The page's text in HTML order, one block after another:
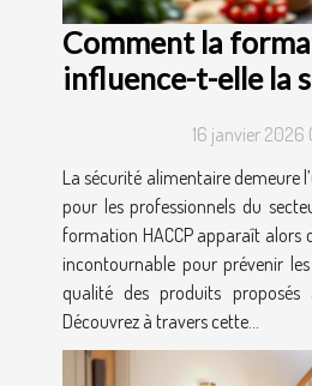
Comment la
influence-t-elle la
16 janvier 2026
La sécurité alimentaire demeure
pour les professionnels du
formation HACCP apparaît alors
incontournable pour prévenir
qualité des produits proposés
Découvrez à travers cette...